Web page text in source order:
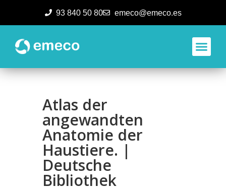
93 840 50 80 emeco@emeco.es
Atlas der
angewandten
Anatomie der
Haustiere. |
Deutsche
Bibliothek